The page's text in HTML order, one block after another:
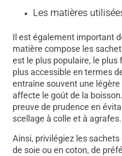
Les matières
Il est également important
matière compose les
est le plus populaire, le plus
plus accessible en termes
entraîne souvent une
affecte le goût de la
preuve de prudence en
scellage à colle et à agrafes.
Ainsi, privilégiez les
de soie ou en coton, de